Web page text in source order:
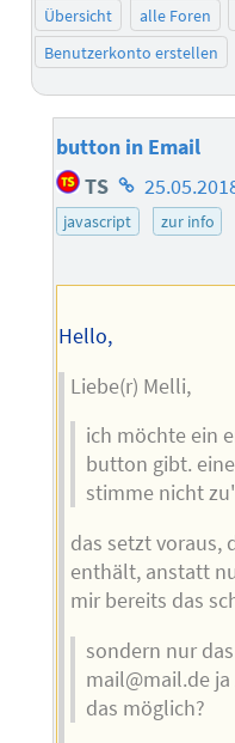
Übersicht alle Foren
Benutzerkonto erstellen
button in Email
TS Homepage
des
javascript
zur info
Hello,
Liebe(r) Melli,
ich möchte ein
button gibt.
stimme nicht
das setzt voraus,
enthält, anstatt
mir bereits das
sondern nur
mail@mail.de
das möglich?